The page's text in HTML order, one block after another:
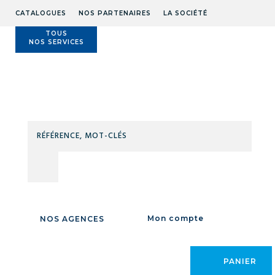
CATALOGUES NOS PARTENAIRES LA SOCIÉTÉ
TOUS
NOS SERVICES
NOS AGENCES Mon compte
PANIER